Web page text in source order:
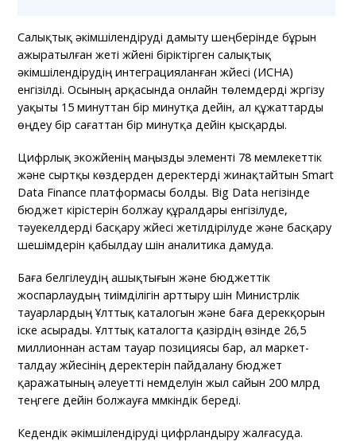
Салықтық әкімшілендіруді дамыту шеңберінде бұрын
ажыратылған жеті жүйені біріктірген салықтық
әкімшілендірудің интеграцияланған жүйесі (ИСНА)
енгізілді. Осының арқасында онлайн төлемдерді жүргізу
уақыты 15 минуттан бір минутқа дейін, ал құжаттарды
өңдеу бір сағаттан бір минутқа дейін қысқарды.
Цифрлық экожүйенің маңызды элементі 78 мемлекеттік
және сыртқы көздерден деректерді жинақтайтын Smart
Data Finance платформасы болды. Big Data негізінде
бюджет кірістерін болжау құралдары енгізілуде,
тәуекелдерді басқару жүйесі жетілдірілуде және басқару
шешімдерін қабылдау үшін аналитика дамуда.
Баға белгілеудің ашықтығын және бюджеттік
жоспарлаудың тиімділігін арттыру үшін Министрлік
тауарлардың Ұлттық каталогын және баға дерекқорын
іске асырады. Ұлттық каталогта қазірдің өзінде 26,5
миллионнан астам тауар позициясы бар, ал маркет-
талдау жүйесінің деректерін пайдалану бюджет
қаражатының әлеуетті үнемделуін жыл сайын 200 млрд
теңгеге дейін болжауға мүмкіндік береді.
Кедендік әкімшілендіруді цифрландыру жалғасуда.